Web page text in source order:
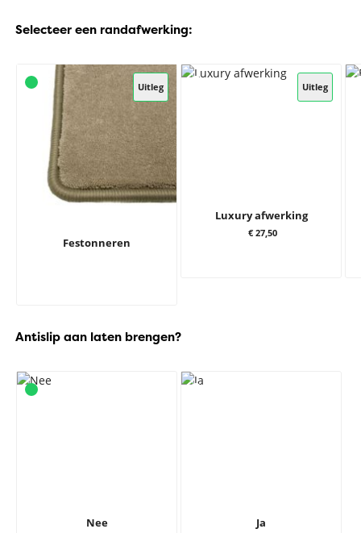
Selecteer een randafwerking:
Uitleg
Festonneren
Uitleg
Luxury afwerking
€ 27,50
Antislip aan laten brengen?
Nee Ja